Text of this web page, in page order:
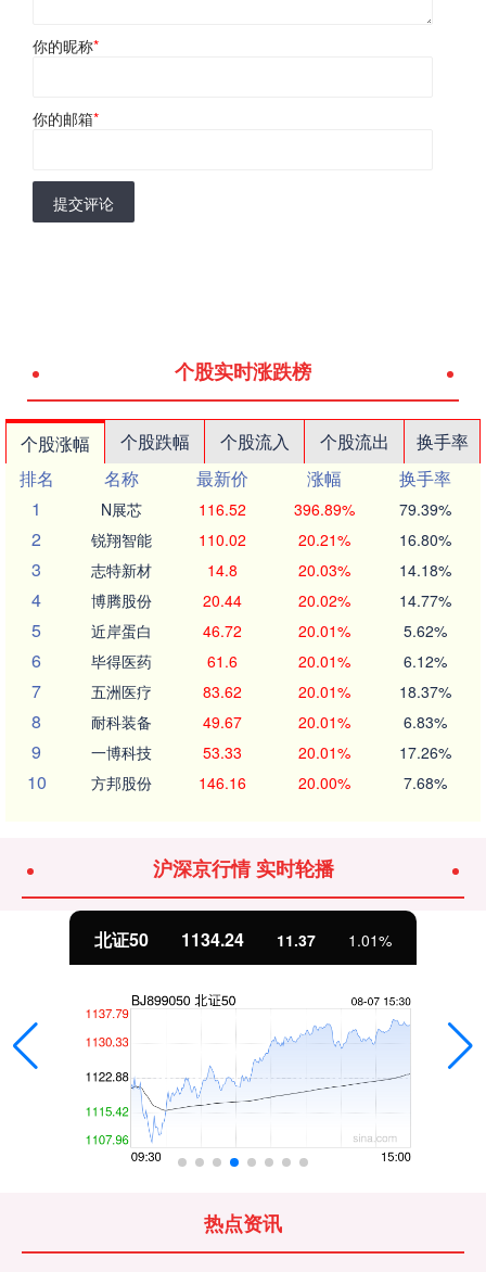
你的昵称*
你的邮箱*
提交评论
个股实时涨跌榜
个股涨幅 个股跌幅 个股流入 个股流出
换手率
排名
名称 最新价 涨幅
换手率
1
N展芯 116.52 396.89% 79.39%
2 锐翔智能 110.02 20.21% 16.80%
3 志特新材 14.8 20.03% 14.18%
4 博腾股份 20.44 20.02% 14.77%
5 近岸蛋白 46.72 20.01% 5.62%
6 毕得医药 61.6 20.01% 6.12%
7 五洲医疗 83.62 20.01% 18.37%
8 耐科装备 49.67 20.01% 6.83%
9 一博科技 53.33 20.01% 17.26%
10 方邦股份 146.16 20.00% 7.68%
沪深京行情 实时轮播
北证50 1134.24 11.37 1.01%
热点资讯